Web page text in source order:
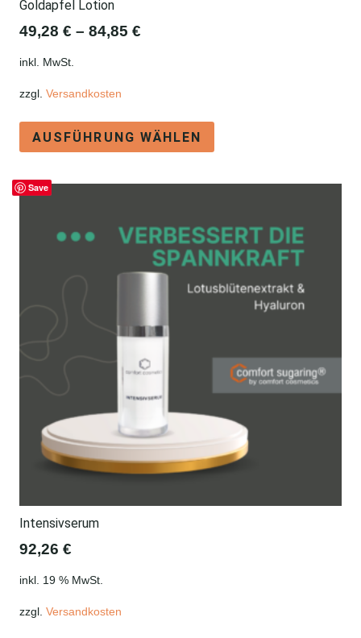
Goldapfel Lotion
49,28 € – 84,85 €
inkl. MwSt.
zzgl. Versandkosten
AUSFÜHRUNG WÄHLEN
auf.
Die
können
Produktseite
gewählt
werden
Save
Intensivserum
92,26 €
inkl. 19 % MwSt.
zzgl. Versandkosten